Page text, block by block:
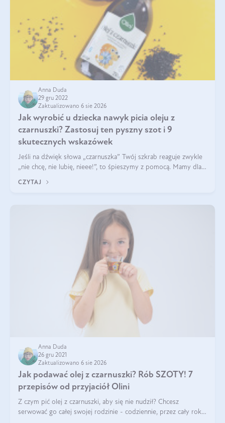
Anna Duda
29 gru 2022
Zaktualizowano 6 sie 2026
Jak wyrobić u dziecka nawyk picia oleju z
czarnuszki? Zastosuj ten pyszny szot i 9
skutecznych wskazówek
Jeśli na dźwięk słowa „czarnuszka” Twój szkrab reaguje zwykle
„nie chcę, nie lubię, nieee!”, to śpieszymy z pomocą. Mamy dla
CZYTAJ
Anna Duda
26 gru 2021
Zaktualizowano 6 sie 2026
Jak podawać olej z czarnuszki? Rób SZOTY! 7
przepisów od przyjaciół Olini
Z czym pić olej z czarnuszki, aby się nie nudził? Chcesz
serwować go całej swojej rodzinie - codziennie, przez cały rok?